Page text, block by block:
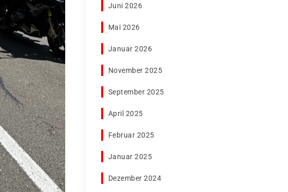
Juni 2026
Mai 2026
Januar 2026
November 2025
September 2025
April 2025
Februar 2025
Januar 2025
Dezember 2024